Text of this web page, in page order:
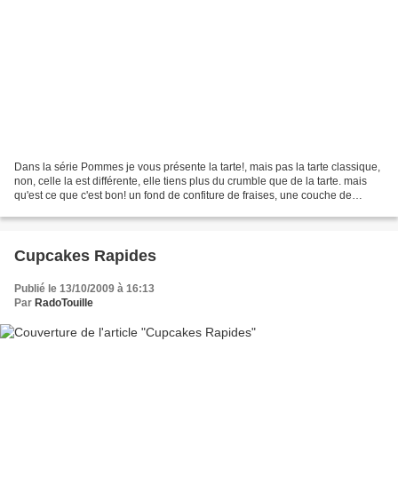
Dans la série Pommes je vous présente la tarte!, mais pas la tarte classique,
non, celle la est différente, elle tiens plus du crumble que de la tarte. mais
qu'est ce que c'est bon! un fond de confiture de fraises, une couche de
Cupcakes Rapides
Publié le 13/10/2009 à 16:13
Par RadoTouille